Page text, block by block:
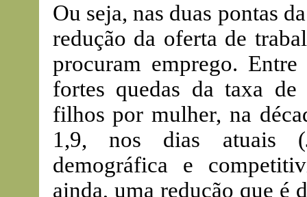
Ou seja, nas duas pontas
redução da oferta de
procuram emprego.
fortes quedas da taxa
filhos por mulher, na
1,9, nos dias atuais
demográfica e
ainda, uma redução que é